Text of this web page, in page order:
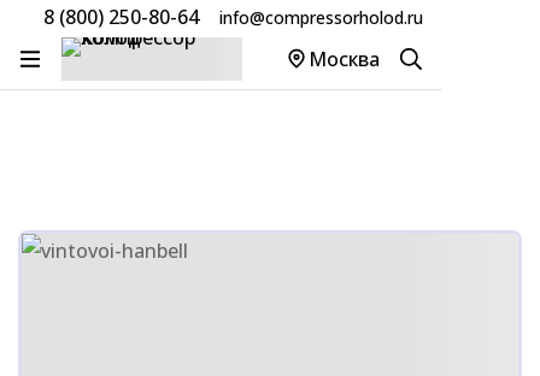
8 (800) 250-80-64 info@compressorholod.ru
Москва
Главная Товары
Компрессоры Hanbell
Компрессор Hanbell RC2-200